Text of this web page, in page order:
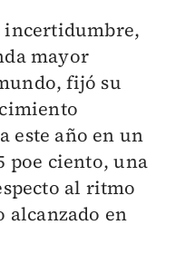
incertidumbre,
mayor
fijó su
este año en un
poe ciento, una
al ritmo
alcanzado en